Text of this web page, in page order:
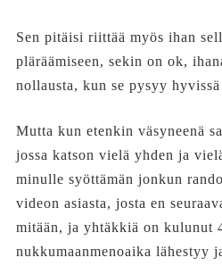
Sen pitäisi riittää myös ihan
pläräämiseen, sekin on ok,
nollausta, kun se pysyy hyvissä
Mutta kun etenkin väsyneenä
jossa katson vielä yhden ja
minulle syöttämän jonkun
videon asiasta, josta en
mitään, ja yhtäkkiä on kulunut
nukkumaanmenoaika lähestyy